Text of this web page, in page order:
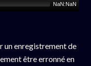
NaN:NaN
un enregistrement de
être erronné en